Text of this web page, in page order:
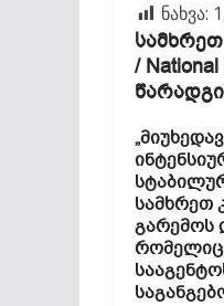
ნახვა:
/
სამხრეთ
გარემოს
რომელიც